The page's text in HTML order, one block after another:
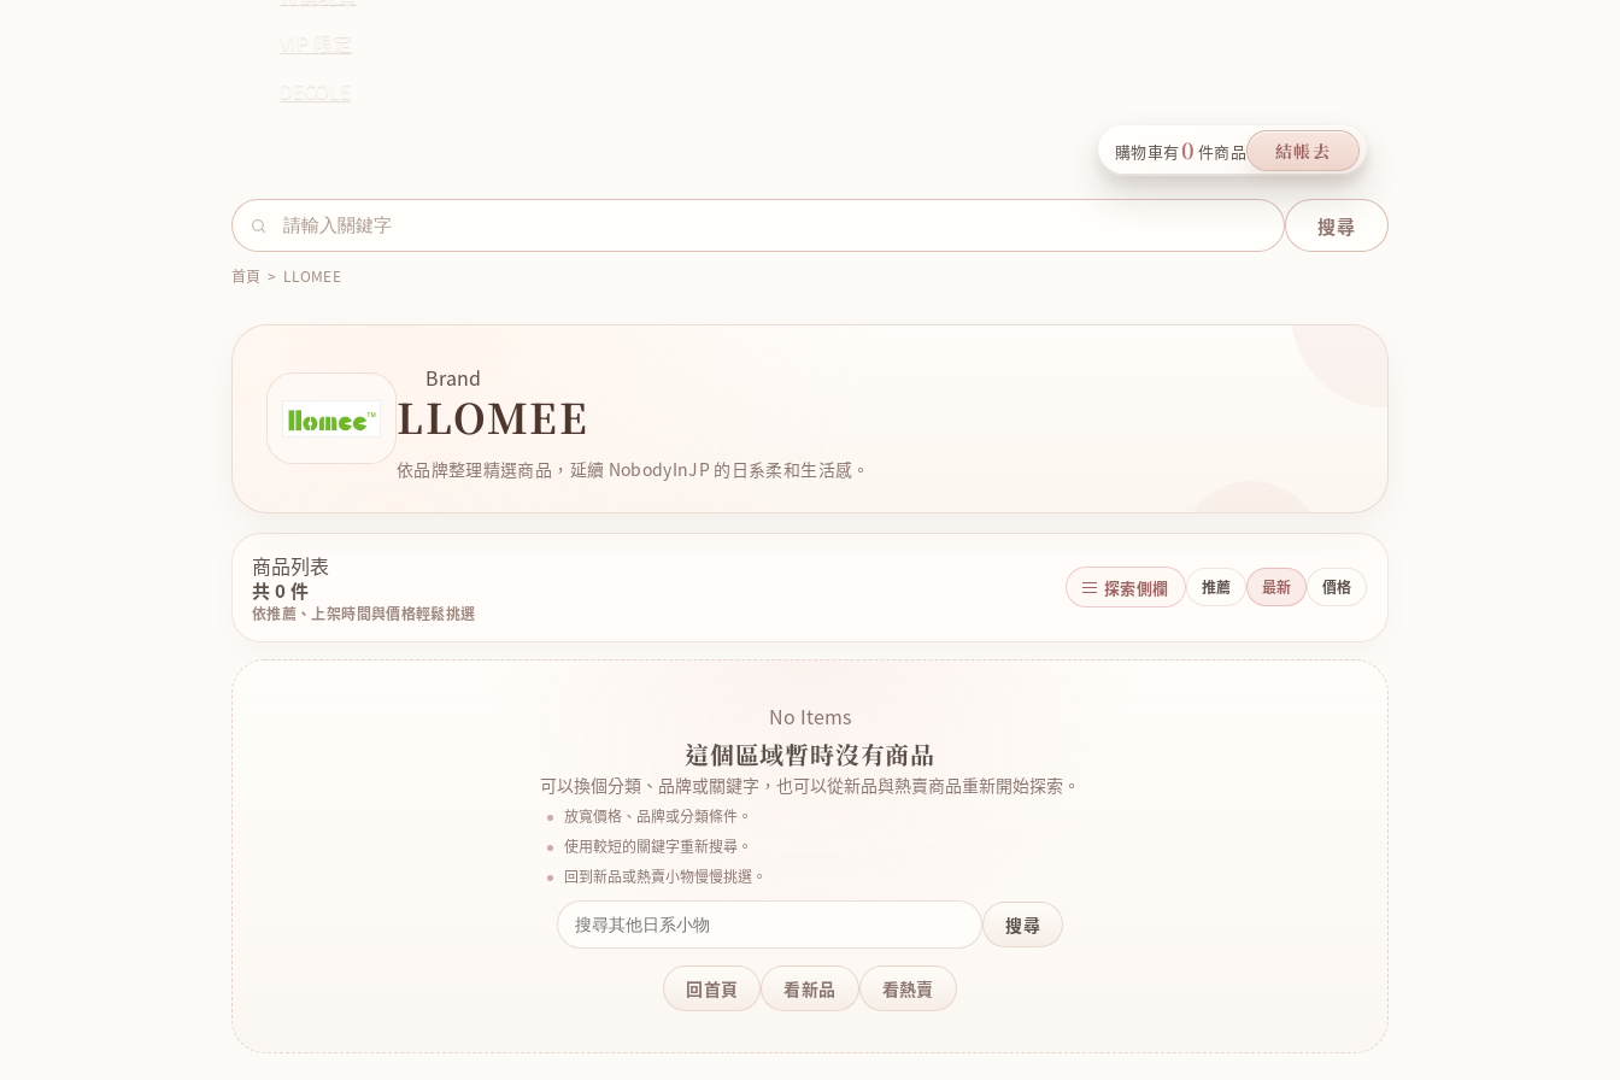
VIP 限定
購物車有0 件商品 結帳去
首頁 > LLOMEE
Brand
LLOMEE
依品牌整理精選商品，延續 NobodyInJP 的日系柔和生活感。
商品列表
共 0 件
依推薦、上架時間與價格輕鬆挑選
探索側欄 推薦 最新 價格
No Items
這個區域暫時沒有商品
可以換個分類、品牌或關鍵字，也可以從新品與熱賣商品重新開始探索。
放寬價格、品牌或分類條件。
使用較短的關鍵字重新搜尋。
回到新品或熱賣小物慢慢挑選。
搜尋
回首頁 看新品 看熱賣